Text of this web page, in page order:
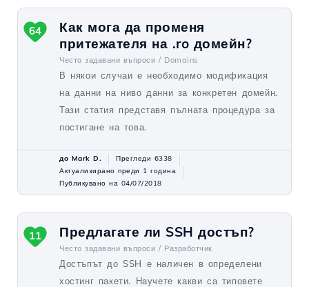
Как мога да променя
притежателя на .ro домейн?
Често задавани въпроси / Domains
В някои случаи е необходимо модификация
на данни на ниво данни за конкретен домейн.
Тази статия представя пълната процедура за
постигане на това.
64
до Mark D.
Прегледи 6338
Актуализирано преди 1 година
Публикувано на 04/07/2018
Предлагате ли SSH достъп?
Често задавани въпроси / Разработчик
Достъпът до SSH е наличен в определени
хостинг пакети. Научете какви са типовете
11